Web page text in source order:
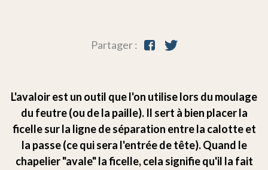
Partager :
L'avaloir est un outil que l'on utilise lors du moulage
du feutre (ou de la paille). Il sert à bien placer la
ficelle sur la ligne de séparation entre la calotte et
la passe (ce qui sera l'entrée de tête). Quand le
chapelier "avale" la ficelle, cela signifie qu'il la fait